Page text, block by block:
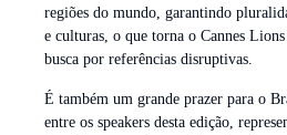
regiões do mundo, garantindo
e culturas, o que torna o Cannes
busca por referências disruptivas.
É também um grande prazer para o
entre os speakers desta edição,